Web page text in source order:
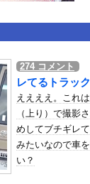
274 コメント
レてるトラッ
ええええ。これ
（上り）で撮影
めしてブチギレ
みたいなので車
い？